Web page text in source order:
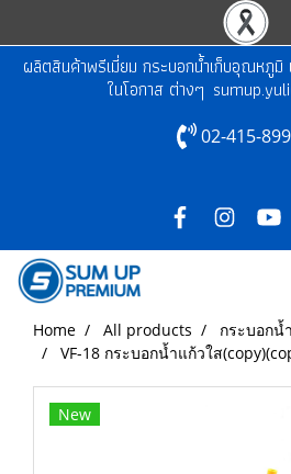
ผลิตสินค้าพรีเมี่ยม กระบอกน้ำเก็บอุณหภู
ในโอกาส ต่างๆ
02-415-
Home All products กระบอกน้
VF-18 กระบอกน้ำแก้วใส
New